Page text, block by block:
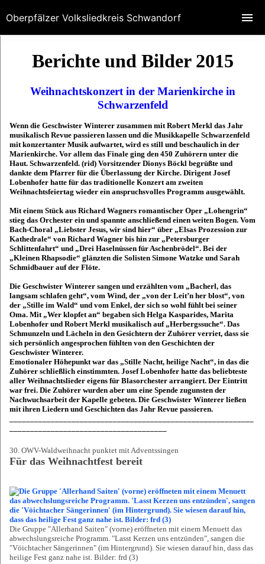
Berichte und Bilder 2015
Weihnachtskonzert in der Marienkirche in
Schwarzenfeld
Wenn die Geschwister Winterer zusammen mit Robert Merkl das Jahr
musikalisch Revue passieren lassen und die Musikkapelle Schwarzenfeld
mit konzertanter Musik aufwartet, wird es still und beschaulich in der
Marienkirche. Vor allem das Finale ging den 450 Zuhörern unter die
Haut. Schwarzenfeld. (rid) Vorsitzender Dionys Böckl begrüßte und
dankte dem Pfarrer für die Überlassung der Kirche. Dirigent Josef
Lobenhofer hatte für das traditionelle Konzert am zweiten
Weihnachtsfeiertag wieder ein anspruchsvolles Programm ausgewählt.
Mit einem Stück aus Richard Wagners romantischer Oper „Lohengrin“
stieg das Orchester ein und spannte anschließend einen weiten Bogen. Vom
Bach-Choral „Liebster Jesus, wir sind hier“ über „Elsas Prozession zur
Kathedrale“ von Richard Wagner bis hin zur „Petersburger
Schlittenfahrt“ und „Drei Haselnüssen für Aschenbrödel“. Bei der
„Kleinen Rhapsodie“ glänzten die Solisten Simone Watzke und Sarah
Schmidbauer auf der Flöte.
Die Geschwister Winterer sangen und erzählten vom „Bacherl, das
langsam schlafen geht“, vom Wind, der „von der Leit’n her blost“, von
der „Stille im Wald“ und vom Enkel, der sich so wohl fühlt bei seiner
Oma. Mit „Wer klopfet an“ begaben sich Helga Kasparides, Marita
Lobenhofer und Robert Merkl musikalisch auf „Herbergssuche“. Das
Schmunzeln und Lächeln in den Gesichtern der Zuhörer verriet, dass sie
sich persönlich angesprochen fühlten von den Geschichten der
Geschwister Winterer.
Emotionaler Höhepunkt war das „Stille Nacht, heilige Nacht“, in das die
Zuhörer schließlich einstimmten. Josef Lobenhofer hatte das beliebteste
aller Weihnachtslieder eigens für Blasorchester arrangiert. Der Eintritt
war frei. Die Zuhörer wurden aber um eine Spende zugunsten der
Nachwuchsarbeit der Kapelle gebeten. Die Geschwister Winterer ließen
mit ihren Liedern und Geschichten das Jahr Revue passieren.
30. OWV-Waldweihnacht punktet mit Adventssingen
Für das Weihnachtfest bereit
Die Gruppe "Allerhand Saiten" (vorne) eröffneten mit einem Menuett das
abwechslungsreiche Programm. "Lasst Kerzen uns entzünden", sangen die
"Vöichtacher Sängerinnen" (im Hintergrund). Sie wiesen darauf hin, dass das
heilige Fest ganz nahe ist. Bilder: frd (3)
Oberpfälzer Volksliedkreis Schwandorf